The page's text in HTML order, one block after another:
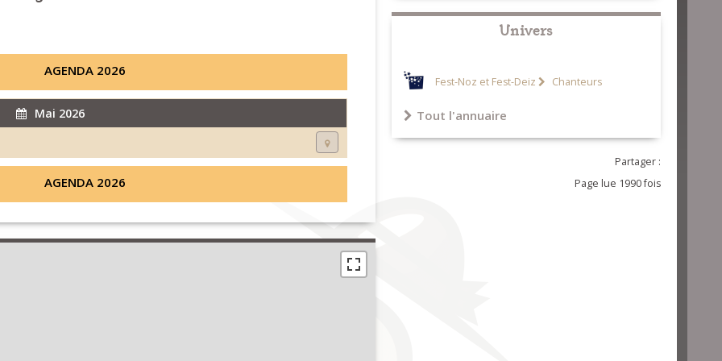
AGENDA 2026
Mai 2026
AGENDA 2026
Univers
Fest-Noz et Fest-Deiz Chanteurs
Tout l'annuaire
Partager :
Page lue 1990 fois